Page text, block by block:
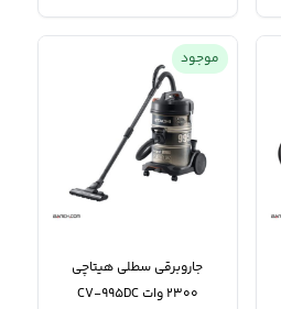
موجود
جاروبرقی سطلی هیتاچی
2300 وات CV-995DC